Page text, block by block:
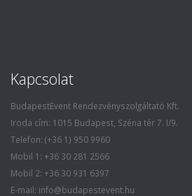
Kapcsolat
BudapestEvent Rendezvényszolgáltató Kft.
Iroda cím: 1015 Budapest, Széna tér 7. I/9.
Telefon: (+36 1) 950 9960
Mobil 1: +36 30 281 2566
Mobil 2: +36 30 931 6397
E-mail: info@budapestevent.hu